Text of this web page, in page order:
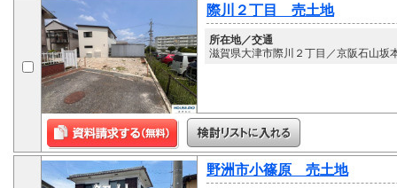
際川２丁目 売土地
所在地／交通
滋賀県大津市際川２丁目／京阪石山坂
野洲市小篠原 売土地